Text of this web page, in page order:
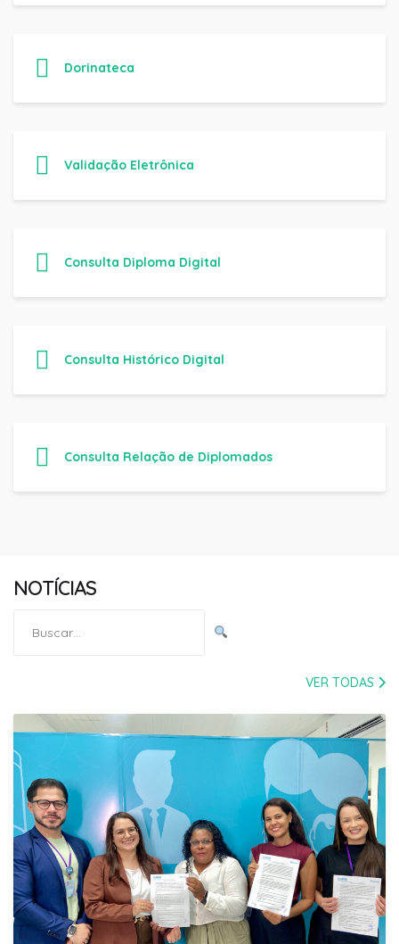
Dorinateca
Validação Eletrônica
Consulta Diploma Digital
Consulta Histórico Digital
Consulta Relação de Diplomados
NOTÍCIAS
por:
VER TODAS